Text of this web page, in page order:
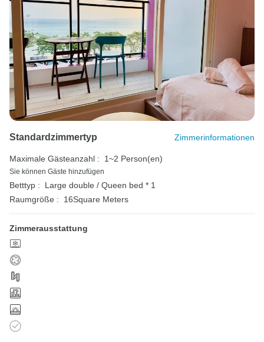
Standardzimmertyp Zimmerinformationen
Maximale Gästeanzahl : 1~2 Person(en)
Sie können Gäste hinzufügen
Betttyp :
Large double / Queen bed * 1
Raumgröße :
16Square Meters
Zimmerausstattung